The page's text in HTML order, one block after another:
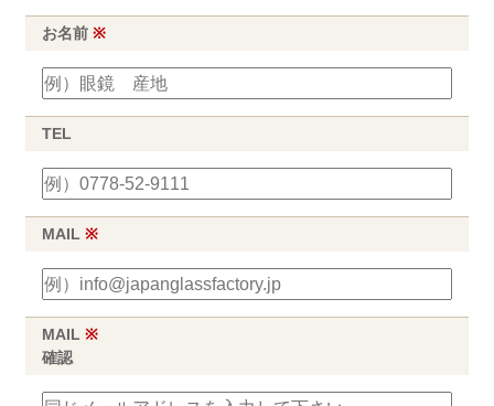
お名前※
TEL
MAIL※
MAIL※
確認